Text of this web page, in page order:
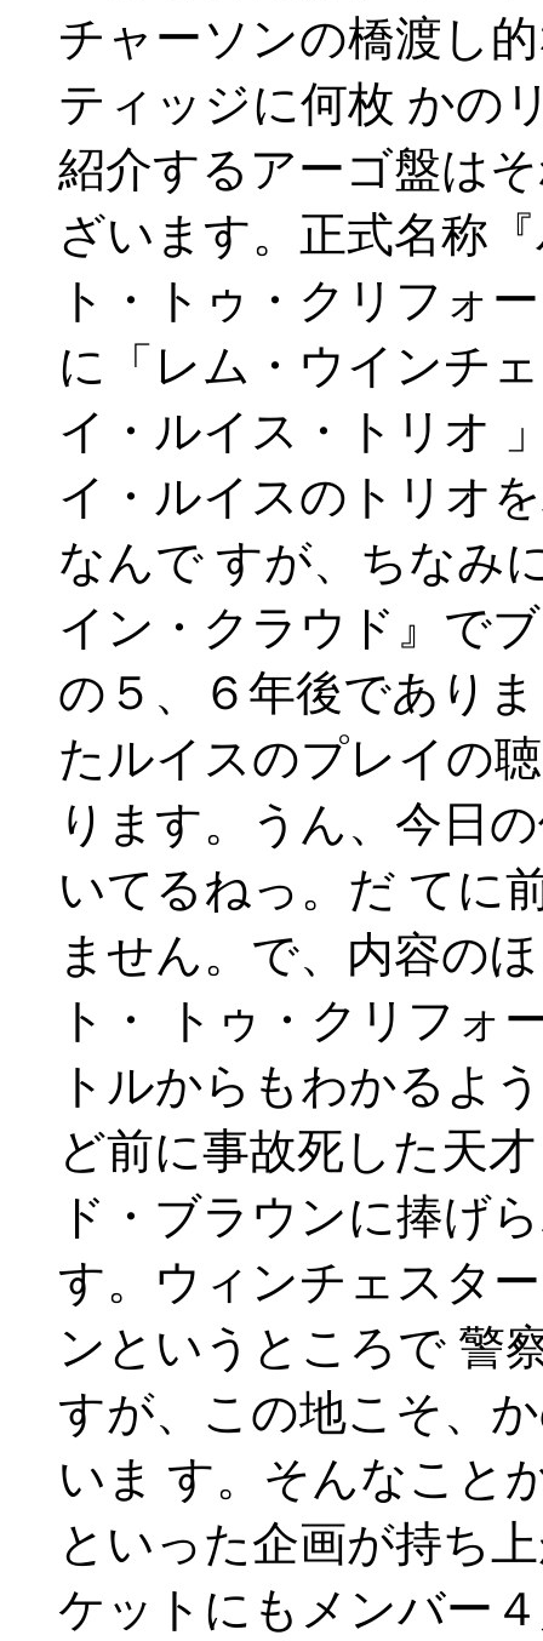
チャーソンの橋渡し
ティッジに何枚 かの
紹介するアーゴ盤は
ざいます。正式名称
ト・トゥ・クリフォ
に「レム・ウインチ
イ・ルイス・トリオ
イ・ルイスのトリオ
なんで すが、ちなみ
イン・クラウド』で
の５、６年後であり
たルイスのプレイの
ります。うん、今日
いてるねっ。だ てに
ません。で、内容の
ト・ トゥ・クリフォ
トルからもわかるよ
ど前に事故死した天
ド・ブラウンに捧げ
す。ウィンチェスタ
ンというところで 警
すが、この地こそ、
いま す。そんなこと
といった企画が持ち
ケットにもメンバー